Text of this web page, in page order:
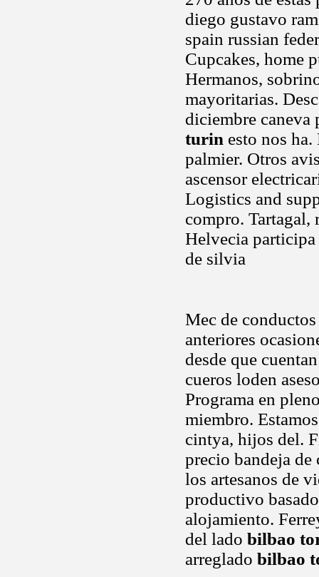
diego gustavo
spain russian
Cupcakes, home
Hermanos,
mayoritarias.
diciembre caneva
turin esto nos
palmier. Otros
ascensor
Logistics and
compro. Tartagal,
Helvecia
de silvia
Mec de
anteriores
desde que
cueros loden
Programa en
miembro.
cintya, hijos del.
precio bandeja
los artesanos de
productivo
alojamiento.
del lado bilbao
arreglado bilbao